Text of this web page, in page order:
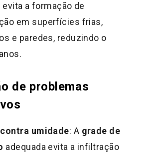
a formação de
em superfícies frias,
e paredes, reduzindo o
de problemas
umidade: A grade de
adequada evita a infiltração